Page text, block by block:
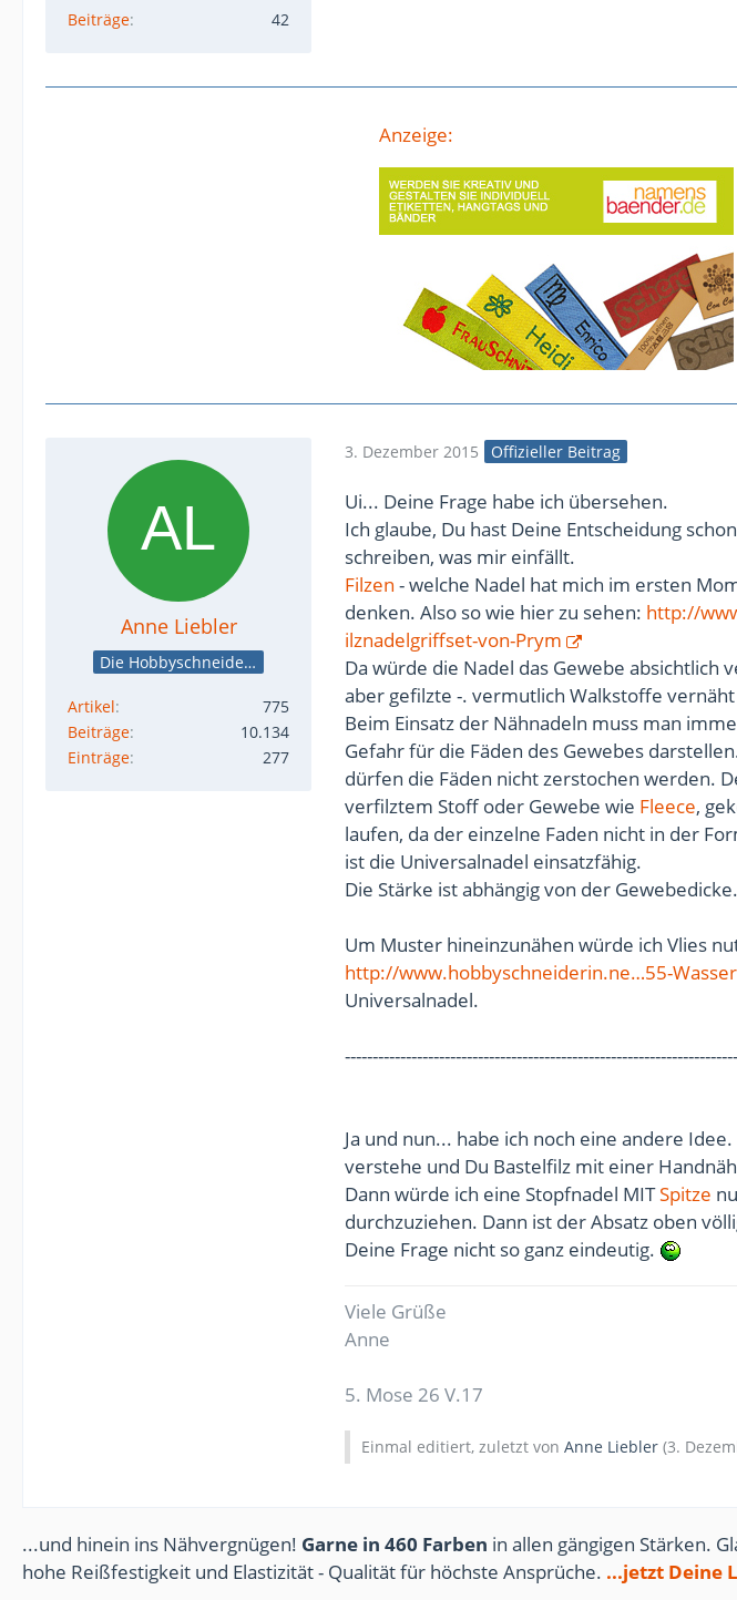
Beiträge 42
Anzeige:
Anne Liebler
Die Hobbyschneiderin
Artikel
775
Beiträge
10.134
Einträge
277
3. Dezember 2015 Offizieller Beitrag
Ui... Deine Frage habe ich übersehen.
Ich glaube, Du hast Deine Entscheidung
schreiben, was mir einfällt.
Filzen - welche Nadel hat mich im ersten
denken. Also so wie hier zu sehen: http://
ilznadelgriffset-von-Prym
Da würde die Nadel das Gewebe
aber gefilzte -. vermutlich Walkstoffe
Beim Einsatz der Nähnadeln muss man
Gefahr für die Fäden des Gewebes
dürfen die Fäden nicht zerstochen werden.
verfilztem Stoff oder Gewebe wie Fleece,
laufen, da der einzelne Faden nicht in der
ist die Universalnadel einsatzfähig.
Die Stärke ist abhängig von der Gewebedicke.
Um Muster hineinzunähen würde ich Vlies
http://www.hobbyschneiderin.ne…55-
Universalnadel.
Ja und nun... habe ich noch eine andere
verstehe und Du Bastelfilz mit einer
Dann würde ich eine Stopfnadel MITSpitze
durchzuziehen. Dann ist der Absatz oben
Deine Frage nicht so ganz eindeutig.
Viele Grüße
Anne
5. Mose 26 V.17
Einmal editiert, zuletzt von Anne Liebler (3.
...und hinein ins Nähvergnügen! Garne in 460 Farben in allen gängigen Stärken.
hohe Reißfestigkeit und Elastizität - Qualität für höchste Ansprüche. ...jetzt Deine